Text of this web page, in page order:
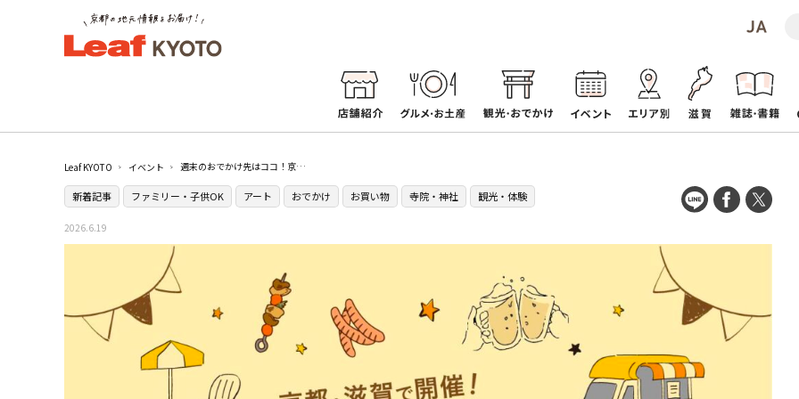
Leaf KYOTO イベント 週末のおでかけ先はココ！京都・滋賀のイベントまとめ【6/20（土）〜6/21（日）】
新着記事 ファミリー・子供OK アート おでかけ お買い物 寺院・神社 観光・体験
2026.6.19